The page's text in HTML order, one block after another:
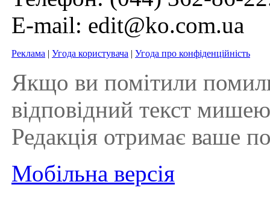
E-mail: edit@ko.com.ua
Реклама | Угода користувача | Угода про конфіденційність
Якщо ви помітили
відповідний текст
Редакція отримає ваше
Мобільна версія